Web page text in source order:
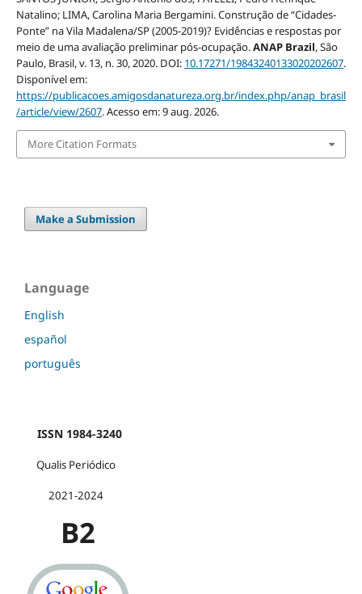
Natalino; LIMA, Carolina Maria Bergamini. Construção de “Cidades-
Ponte” na Vila Madalena/SP (2005-2019)? Evidências e respostas por
meio de uma avaliação preliminar pós-ocupação.ANAP Brazil, São
Paulo, Brasil, v. 13, n. 30, 2020. DOI: 10.17271/19843240133020202607.
Disponível em:
https://publicacoes.amigosdanatureza.org.br/index.php/anap_brasil
/article/view/2607. Acesso em: 9 aug. 2026.
More Citation Formats
Make a Submission
Language
English
español
português
ISSN 1984-3240
Qualis Periódico
2021-2024
B2